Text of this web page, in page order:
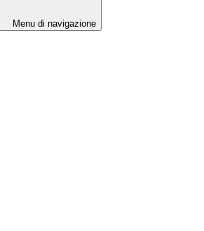
Menu di navigazione